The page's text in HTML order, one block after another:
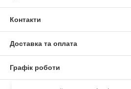
Контакти
Доставка та оплата
Графік роботи